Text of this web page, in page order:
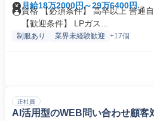
月給18万2000円～29万6400円
資格 【必須条件】 高卒以上 普通
【歓迎条件】 LPガス...
制服あり 業界未経験歓迎 +17個
正社員
AI活用型のWEB問い合わせ顧客